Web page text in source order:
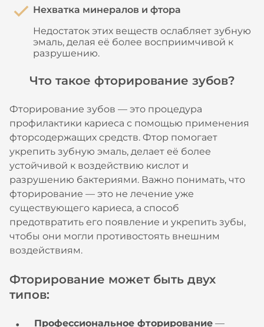
Нехватка минералов и фтора
Недостаток этих веществ ослабляет зубную
эмаль, делая её более восприимчивой к
разрушению.
Что такое фторирование зубов?
Фторирование зубов — это процедура
профилактики кариеса с помощью применения
фторсодержащих средств. Фтор помогает
укрепить зубную эмаль, делает её более
устойчивой к воздействию кислот и
разрушению бактериями. Важно понимать, что
фторирование — это не лечение уже
существующего кариеса, а способ
предотвратить его появление и укрепить зубы,
чтобы они могли противостоять внешним
воздействиям.
Фторирование может быть двух
типов:
Профессиональное фторирование —